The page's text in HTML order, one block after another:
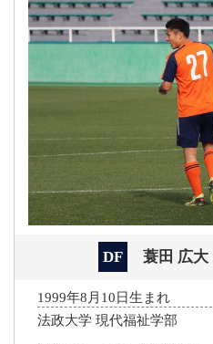
DF 蓑田 広大
1999年8月10日生まれ
法政大学 現代福祉学部